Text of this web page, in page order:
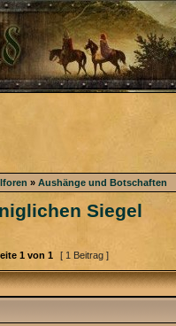
» Aushänge und Botschaften
Siegel
1 von 1 [ 1 Beitrag ]